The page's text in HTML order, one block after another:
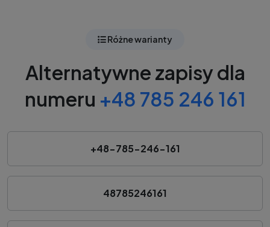
Różne warianty
Alternatywne zapisy dla
numeru +48 785 246 161
+48-785-246-161
48785246161